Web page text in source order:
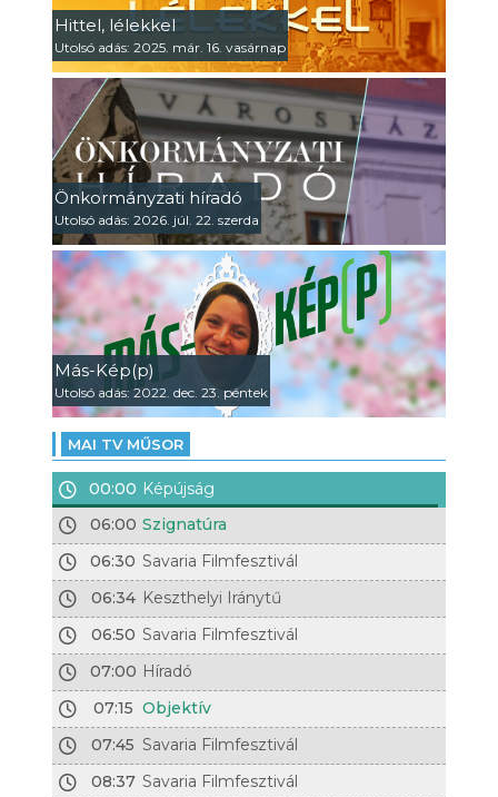
Hittel, lélekkel
Utolsó adás: 2025. már. 16. vasárnap
Önkormányzati híradó
Utolsó adás: 2026. júl. 22. szerda
Más-Kép(p)
Utolsó adás: 2022. dec. 23. péntek
MAI TV MŰSOR
00:00 Képújság
06:00 Szignatúra
06:30 Savaria Filmfesztivál
06:34 Keszthelyi Iránytű
06:50 Savaria Filmfesztivál
07:00 Híradó
07:15 Objektív
07:45 Savaria Filmfesztivál
08:37 Savaria Filmfesztivál